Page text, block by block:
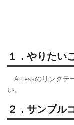
１．やりたい
Accessのリンクテ
い。
２．サンプル